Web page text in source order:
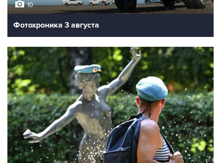
10
Фотохроника 3 августа